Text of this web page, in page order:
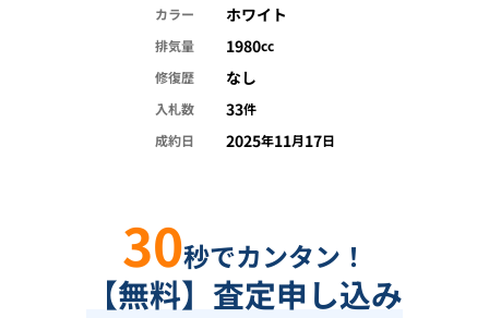
カラー
ホワイト
排気量 1980cc
修復歴
なし
入札数 33件
成約日
2025年11月17日
30秒でカンタン！
【無料】査定申し込み